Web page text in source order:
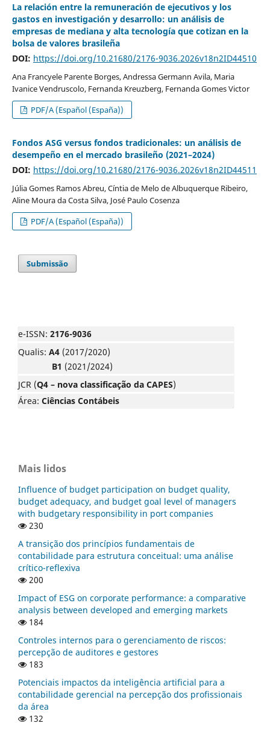
La relación entre la remuneración de ejecutivos y los
gastos en investigación y desarrollo: un análisis de
empresas de mediana y alta tecnología que cotizan en la
bolsa de valores brasileña
DOI: https://doi.org/10.21680/2176-9036.2026v18n2ID44510
Ana Francyele Parente Borges, Andressa Germann Avila, Maria
Ivanice Vendruscolo, Fernanda Kreuzberg, Fernanda Gomes Victor
PDF/A (Español (España))
Fondos ASG versus fondos tradicionales: un análisis de
desempeño en el mercado brasileño (2021–2024)
DOI: https://doi.org/10.21680/2176-9036.2026v18n2ID44511
Júlia Gomes Ramos Abreu, Cíntia de Melo de Albuquerque Ribeiro,
Aline Moura da Costa Silva, José Paulo Cosenza
PDF/A (Español (España))
Submissão
e-ISSN: 2176-9036
Qualis: A4 (2017/2020)
B1 (2021/2024)
JCR (Q4 – nova classificação da CAPES)
Área: Ciências Contábeis
Mais lidos
Influence of budget participation on budget quality,
budget adequacy, and budget goal level of managers
with budgetary responsibility in port companies
230
A transição dos princípios fundamentais de
contabilidade para estrutura conceitual: uma análise
crítico-reflexiva
200
Impact of ESG on corporate performance: a comparative
analysis between developed and emerging markets
184
Controles internos para o gerenciamento de riscos:
percepção de auditores e gestores
183
Potenciais impactos da inteligência artificial para a
contabilidade gerencial na percepção dos profissionais
da área
132